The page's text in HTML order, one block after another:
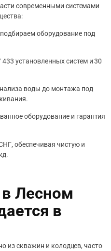
современными системами
подбираем оборудование под
433 установленных систем и 30
воды до монтажа под
оборудование и гарантия
обеспечивая чистую и
Лесном
в
из скважин и колодцев, часто